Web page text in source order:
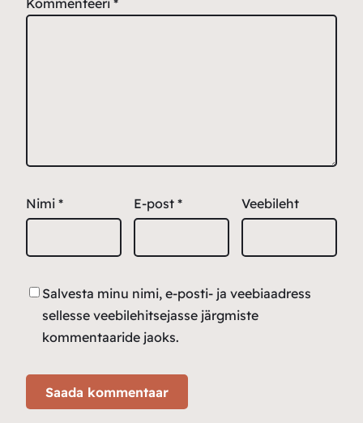
Kommenteeri *
Nimi * E-post * Veebileht
Salvesta minu nimi, e-posti- ja veebiaadress
sellesse veebilehitsejasse järgmiste
kommentaaride jaoks.